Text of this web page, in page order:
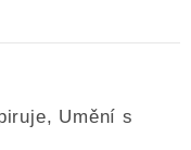
, Umění s